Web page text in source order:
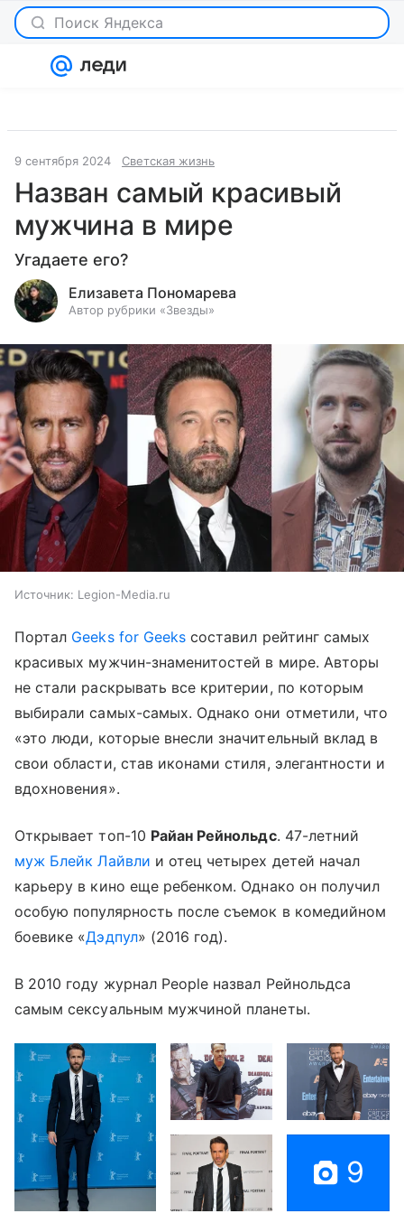
Поиск Яндекса
9 сентября 2024 Светская жизнь
Назван самый красивый
мужчина в мире
Угадаете его?
Елизавета Пономарева
Автор рубрики «Звезды»
Источник: Legion-Media.ru
Портал Geeks for Geeks составил рейтинг самых
красивых мужчин-знаменитостей в мире. Авторы
не стали раскрывать все критерии, по которым
выбирали самых-самых. Однако они отметили, что
«это люди, которые внесли значительный вклад в
свои области, став иконами стиля, элегантности и
вдохновения».
Открывает топ-10 Райан Рейнольдс. 47-летний
муж Блейк Лайвли и отец четырех детей начал
карьеру в кино еще ребенком. Однако он получил
особую популярность после съемок в комедийном
боевике «Дэдпул» (2016 год).
В 2010 году журнал People назвал Рейнольдса
самым сексуальным мужчиной планеты.
9